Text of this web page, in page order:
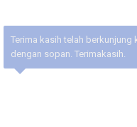
Terima kasih telah berkunjung
dengan sopan. Terimakasih.